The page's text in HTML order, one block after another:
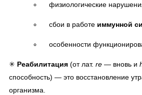
физиологические
сбои в работе иммунной
особенности
✳ Реабилитация (от лат. re — вновь и
способность) — это восстановление
организма.